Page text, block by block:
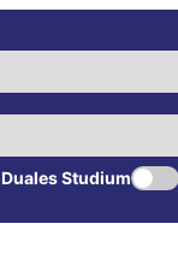
Duales Studium